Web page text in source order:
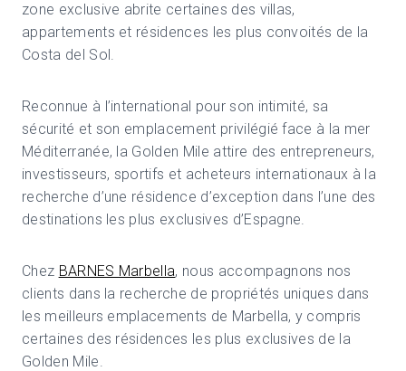
zone exclusive abrite certaines des villas,
appartements et résidences les plus convoités de la
Costa del Sol.
Reconnue à l’international pour son intimité, sa
sécurité et son emplacement privilégié face à la mer
Méditerranée, la Golden Mile attire des entrepreneurs,
investisseurs, sportifs et acheteurs internationaux à la
recherche d’une résidence d’exception dans l’une des
destinations les plus exclusives d’Espagne.
Chez BARNES Marbella, nous accompagnons nos
clients dans la recherche de propriétés uniques dans
les meilleurs emplacements de Marbella, y compris
certaines des résidences les plus exclusives de la
Golden Mile.